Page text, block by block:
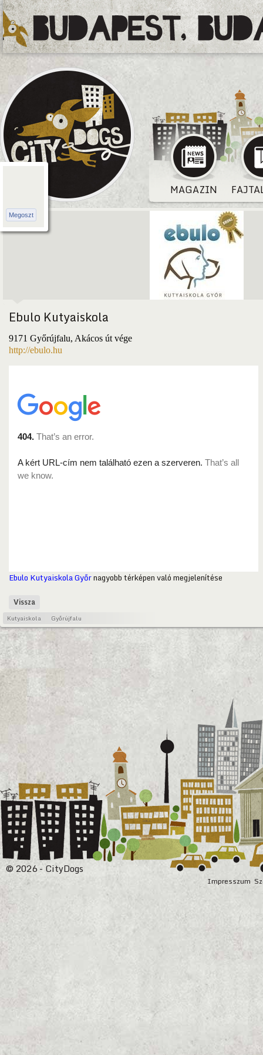
MAGAZIN
Ebulo Kutyaiskola
9171 Győrújfalu, Akácos út vége
http://ebulo.hu
Ebulo Kutyaiskola Győrnagyobb térképen való megjelenítése
Vissza
Kutyaiskola Győrújfalu
Megoszt
Impresszum
© 2026 - CityDogs